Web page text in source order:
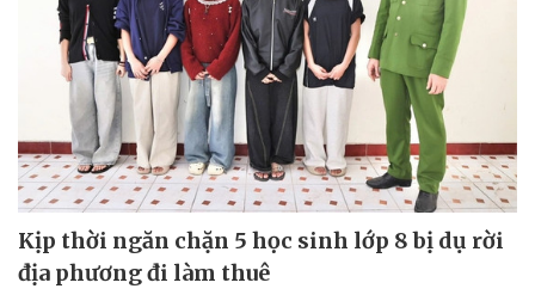
Kịp thời ngăn chặn 5 học sinh lớp 8 bị dụ rời
địa phương đi làm thuê